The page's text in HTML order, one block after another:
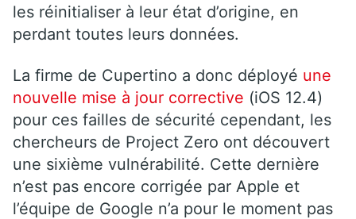
les réinitialiser à leur état d’origine, en
perdant toutes leurs données.
La firme de Cupertino a donc déployé une
nouvelle mise à jour corrective (iOS 12.4)
pour ces failles de sécurité cependant, les
chercheurs de Project Zero ont découvert
une sixième vulnérabilité. Cette dernière
n’est pas encore corrigée par Apple et
l’équipe de Google n’a pour le moment pas